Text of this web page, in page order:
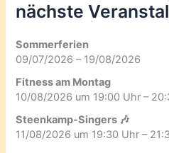
nächste
Sommerferien
09/07/2026 – 19/08/2026
Fitness am Montag
10/08/2026 um 19:00 Uhr –
Steenkamp-Singers 🎶
11/08/2026 um 19:30 Uhr –